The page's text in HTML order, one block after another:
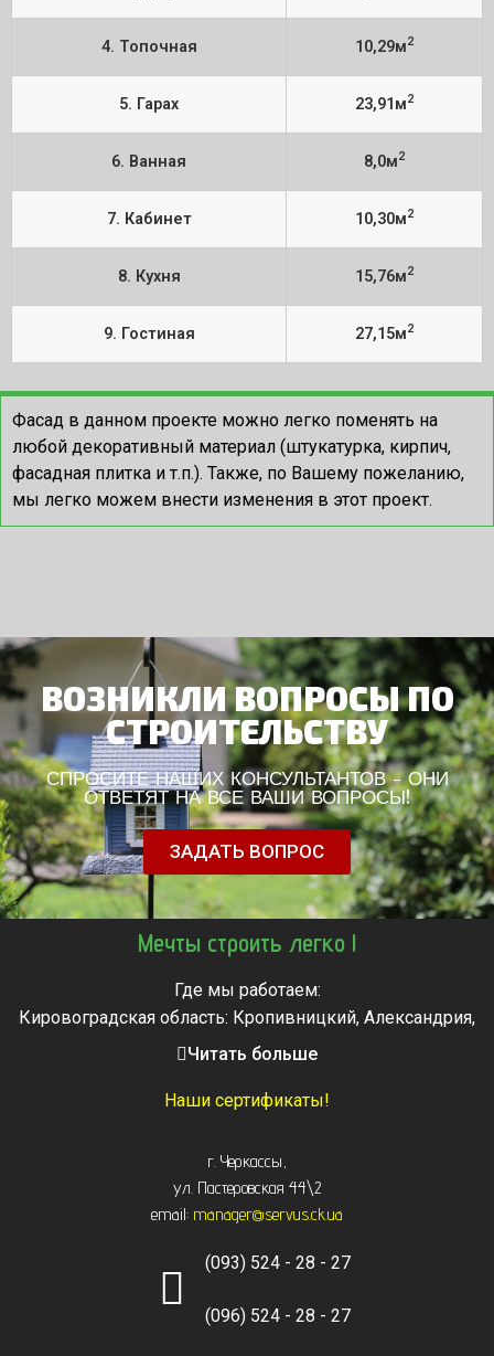
4. Топочная 10,29м2
5. Гарах 23,91м2
6. Ванная 8,0м2
7. Кабинет 10,30м2
8. Кухня 15,76м2
9. Гостиная 27,15м2
Фасад в данном проекте можно легко поменять на
любой декоративный материал (штукатурка, кирпич,
фасадная плитка и т.п.). Также, по Вашему пожеланию,
мы легко можем внести изменения в этот проект.
ВОЗНИКЛИ ВОПРОСЫ ПО
СТРОИТЕЛЬСТВУ
СПРОСИТЕ НАШИХ КОНСУЛЬТАНТОВ - ОНИ
ОТВЕТЯТ НА ВСЕ ВАШИ ВОПРОСЫ!
ЗАДАТЬ ВОПРОС
Мечты строить легко !
Где мы работаем:
Кировоградская область: Кропивницкий, Александрия,
Знаменка, Долинская, Новоархангельск, Светловодск
Звенигородка, Золотоноша, Каменка, Канев, Корсунь-
Монастырище, Смела, Тальное, Умань, Христиновка.
Черкассы, Чигирин, Чорнобай, Шпола
Читать больше
Наши сертификаты!
г. Черкассы
ул. Пастеровская 44\2
email: manager@servus.ck.ua
(093) 524 - 28 - 27
(096) 524 - 28 - 27